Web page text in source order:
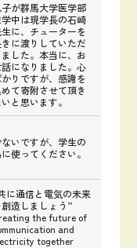
子が群馬大学医学部
中は現学長の石崎
生に、チューターを
きに渡りしていただ
ました。本当に、お
話になりました。心
かりですが、感謝を
て寄附させて頂き
と思います。
ないですが、学生の
使ってください。
に通信と電気の未来
創造しましょう”
the future of
and
together